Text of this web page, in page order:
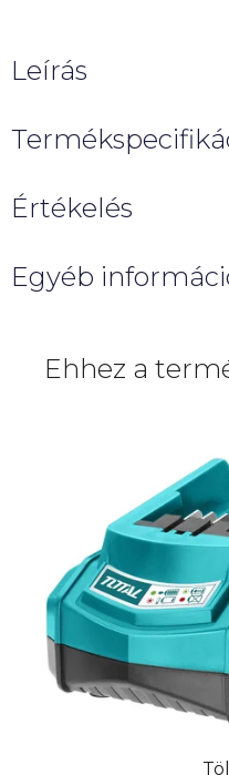
Leírás
Értékelés
Egyéb
Ehhez a